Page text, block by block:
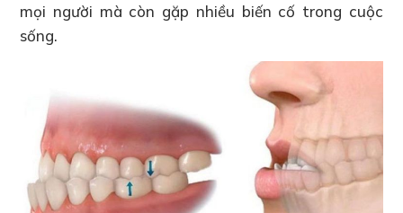
mọi người mà còn gặp nhiều biến cố trong cuộc
sống.